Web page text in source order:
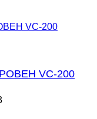
РОВЕН VC-200